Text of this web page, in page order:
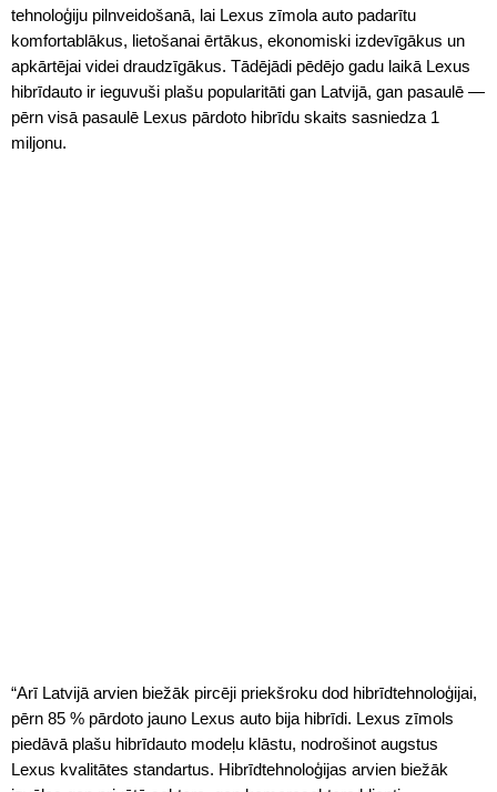
tehnoloģiju pilnveidošanā, lai Lexus zīmola auto padarītu
komfortablākus, lietošanai ērtākus, ekonomiski izdevīgākus un
apkārtējai videi draudzīgākus. Tādējādi pēdējo gadu laikā Lexus
hibrīdauto ir ieguvuši plašu popularitāti gan Latvijā, gan pasaulē —
pērn visā pasaulē Lexus pārdoto hibrīdu skaits sasniedza 1
miljonu.
“Arī Latvijā arvien biežāk pircēji priekšroku dod hibrīdtehnoloģijai,
pērn 85 % pārdoto jauno Lexus auto bija hibrīdi. Lexus zīmols
piedāvā plašu hibrīdauto modeļu klāstu, nodrošinot augstus
Lexus kvalitātes standartus. Hibrīdtehnoloģijas arvien biežāk